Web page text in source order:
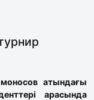
атындағы
арасында